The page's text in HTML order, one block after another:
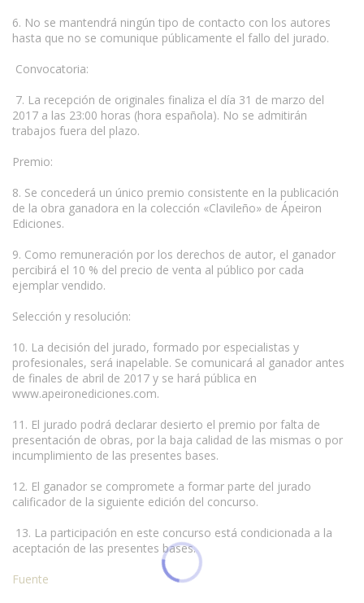
6. No se mantendrá ningún tipo de contacto con los autores
hasta que no se comunique públicamente el fallo del jurado.
Convocatoria:
7. La recepción de originales finaliza el día 31 de marzo del
2017 a las 23:00 horas (hora española). No se admitirán
trabajos fuera del plazo.
Premio:
8. Se concederá un único premio consistente en la publicación
de la obra ganadora en la colección «Clavileño» de Ápeiron
Ediciones.
9. Como remuneración por los derechos de autor, el ganador
percibirá el 10 % del precio de venta al público por cada
ejemplar vendido.
Selección y resolución:
10. La decisión del jurado, formado por especialistas y
profesionales, será inapelable. Se comunicará al ganador antes
de finales de abril de 2017 y se hará pública en
www.apeironediciones.com.
11. El jurado podrá declarar desierto el premio por falta de
presentación de obras, por la baja calidad de las mismas o por
incumplimiento de las presentes bases.
12. El ganador se compromete a formar parte del jurado
calificador de la siguiente edición del concurso.
13. La participación en este concurso está condicionada a la
aceptación de las presentes bases.
Fuente